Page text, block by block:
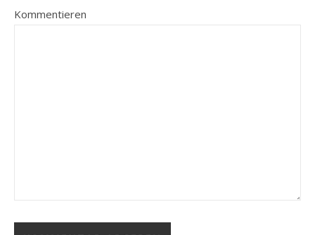
Kommentieren